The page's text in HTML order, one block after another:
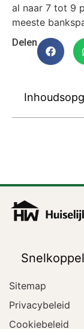
al naar 7 tot 9
meeste
Delen
Sitemap
Privacybeleid
Cookiebeleid